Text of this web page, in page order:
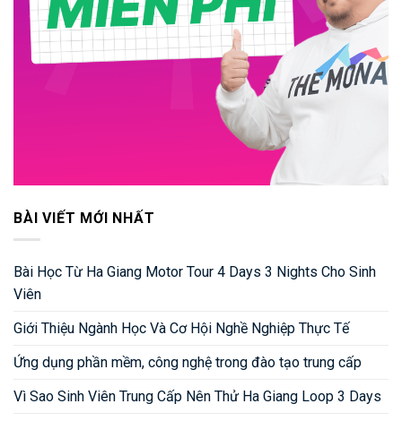
BÀI VIẾT MỚI NHẤT
Bài Học Từ Ha Giang Motor Tour 4 Days 3 Nights Cho Sinh
Viên
Giới Thiệu Ngành Học Và Cơ Hội Nghề Nghiệp Thực Tế
Ứng dụng phần mềm, công nghệ trong đào tạo trung cấp
Vì Sao Sinh Viên Trung Cấp Nên Thử Ha Giang Loop 3 Days